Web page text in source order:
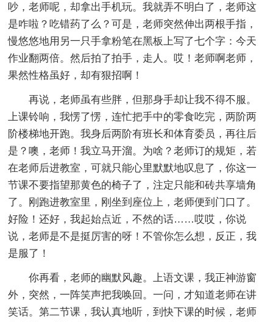
吵，老师呢，却拿出手机玩。我就弄不明白了，老师这
是咋啦？吃错药了么？可是，老师突然伸出两根手指，
慢悠悠地用另一只手拿粉笔在黑板上写了七个字：今天
作业翻两倍。然后拍了拍手，走人。哎！老师啊老师，
果然性格虽好，却有狠招啊！
再说，老师虽有些胖，但那身手却让我不得不服。
上课铃响，我愣了愣，连忙把手中的零食吃完，两阶两
阶楼梯地开跑。我身后两阶有班长和体育委员，再往后
是？噢，老师！我立马开溜。为啥？老师订的规矩，若
在老师后进教室，可就只能心里默默地叹息了，你这一
节课不要指望那黄色的椅子了，注定只能和砖共享墙角
了。刚跑进教室里，刚坐到座位上，老师便到门口了。
好险！还好，我起始点近，不然的话……哎哎，你说
说，老师是不是挺厉害的呀！不管你怎么想，反正，我
是服了！
你再看，老师的幽默风趣。上语文课，我正神游窗
外，突然，一阵笑声把我唤回。一问，才知道老师在讲
笑话。第二节课，我认真地听，到快下课的时候，老师